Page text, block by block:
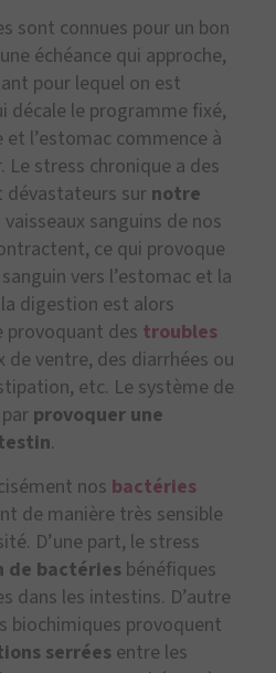
sont connues pour un bon
échéance qui approche,
pour lequel on est
décale le programme fixé,
l’estomac commence à
Le stress chronique a des
sur notre
vaisseaux sanguins de nos
ce qui provoque
vers l’estomac et la
digestion est alors
provoquant des troubles
de ventre, des diarrhées ou
etc. Le système de
provoquer une
.
nos bactéries
de manière très sensible
D’une part, le stress
de bactéries bénéfiques
dans les intestins. D’autre
biochimiques provoquent
serrées entre les